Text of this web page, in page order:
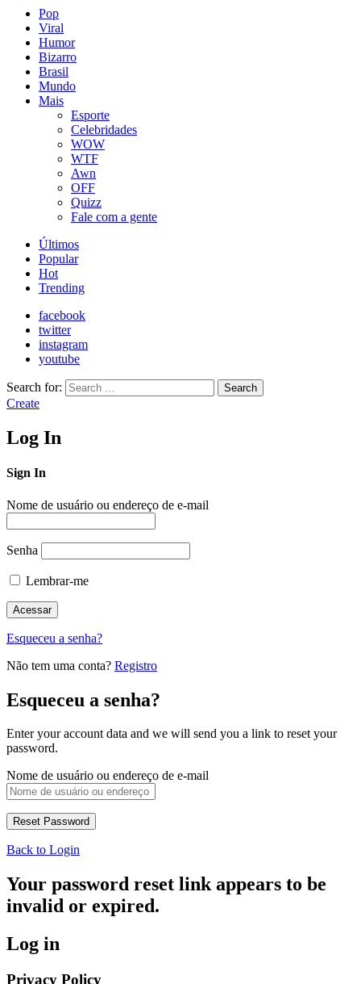
Pop
Viral
Humor
Bizarro
Brasil
Mundo
Mais
Esporte
Celebridades
WOW
WTF
Awn
OFF
Quizz
Fale com a gente
Últimos
Popular
Hot
Trending
facebook
twitter
instagram
youtube
Search for: Search
Create
Log In
Sign In
Nome de usuário ou endereço de e-mail
Senha
Lembrar-me
Esqueceu a senha?
Não tem uma conta? Registro
Esqueceu a senha?
Enter your account data and we will send you a link to reset your
password.
Nome de usuário ou endereço de e-mail
Back to Login
Your password reset link appears to be
invalid or expired.
Log in
Privacy Policy